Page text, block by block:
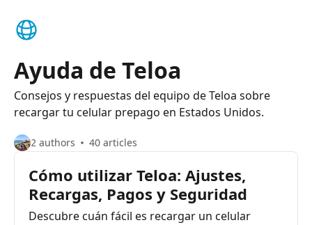
Ayuda de Teloa
Consejos y respuestas del equipo de Teloa sobre
recargar tu celular prepago en Estados Unidos.
2 authors 40 articles
Cómo utilizar Teloa: Ajustes,
Recargas, Pagos y Seguridad
Descubre cuán fácil es recargar un celular